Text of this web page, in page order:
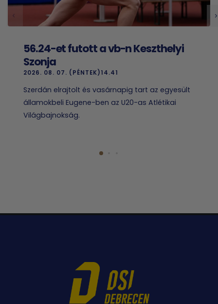
56.24-et futott a vb-n Keszthelyi
Szonja
2026. 08. 07. (PÉNTEK)14.41
Szerdán elrajtolt és vasárnapig tart az egyesült
államokbeli Eugene-ben az U20-as Atlétikai
Világbajnokság.